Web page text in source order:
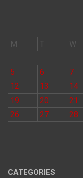
M
T W
5
6 7
12
13 14
19
20 21
26
27 28
CATEGORIES